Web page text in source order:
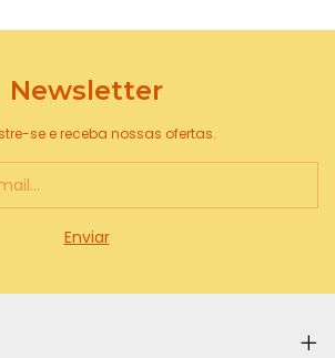
Newsletter
se e receba nossas ofertas.